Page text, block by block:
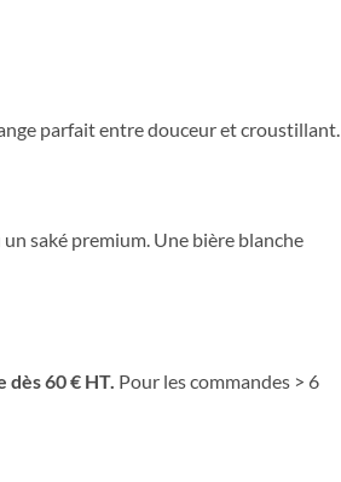
parfait entre douceur et croustillant.
saké premium. Une bière blanche
60 € HT. Pour les commandes > 6